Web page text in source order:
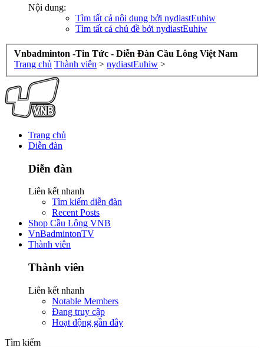
Nội dung:
Tìm tất cả nội dung bởi nydiastEuhiw
Tìm tất cả chủ đề bởi nydiastEuhiw
Vnbadminton -Tin Tức - Diễn Đàn Cầu Lông Việt Nam
Trang chủ Thành viên > nydiastEuhiw >
Trang chủ
Diễn đàn
Diễn đàn
Liên kết nhanh
Tìm kiếm diễn đàn
Recent Posts
Shop Cầu Lông VNB
VnBadmintonTV
Thành viên
Thành viên
Liên kết nhanh
Notable Members
Đang truy cập
Hoạt động gần đây
Tìm kiếm